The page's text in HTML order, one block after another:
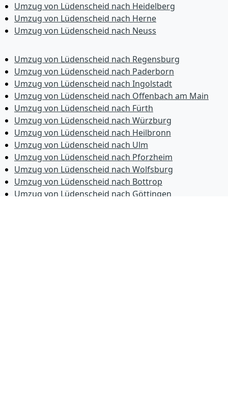
Umzug von Lüdenscheid nach Heidelberg
Umzug von Lüdenscheid nach Herne
Umzug von Lüdenscheid nach Neuss
Umzug von Lüdenscheid nach Regensburg
Umzug von Lüdenscheid nach Paderborn
Umzug von Lüdenscheid nach Ingolstadt
Umzug von Lüdenscheid nach Offenbach am Main
Umzug von Lüdenscheid nach Fürth
Umzug von Lüdenscheid nach Würzburg
Umzug von Lüdenscheid nach Heilbronn
Umzug von Lüdenscheid nach Ulm
Umzug von Lüdenscheid nach Pforzheim
Umzug von Lüdenscheid nach Wolfsburg
Umzug von Lüdenscheid nach Bottrop
Umzug von Lüdenscheid nach Göttingen